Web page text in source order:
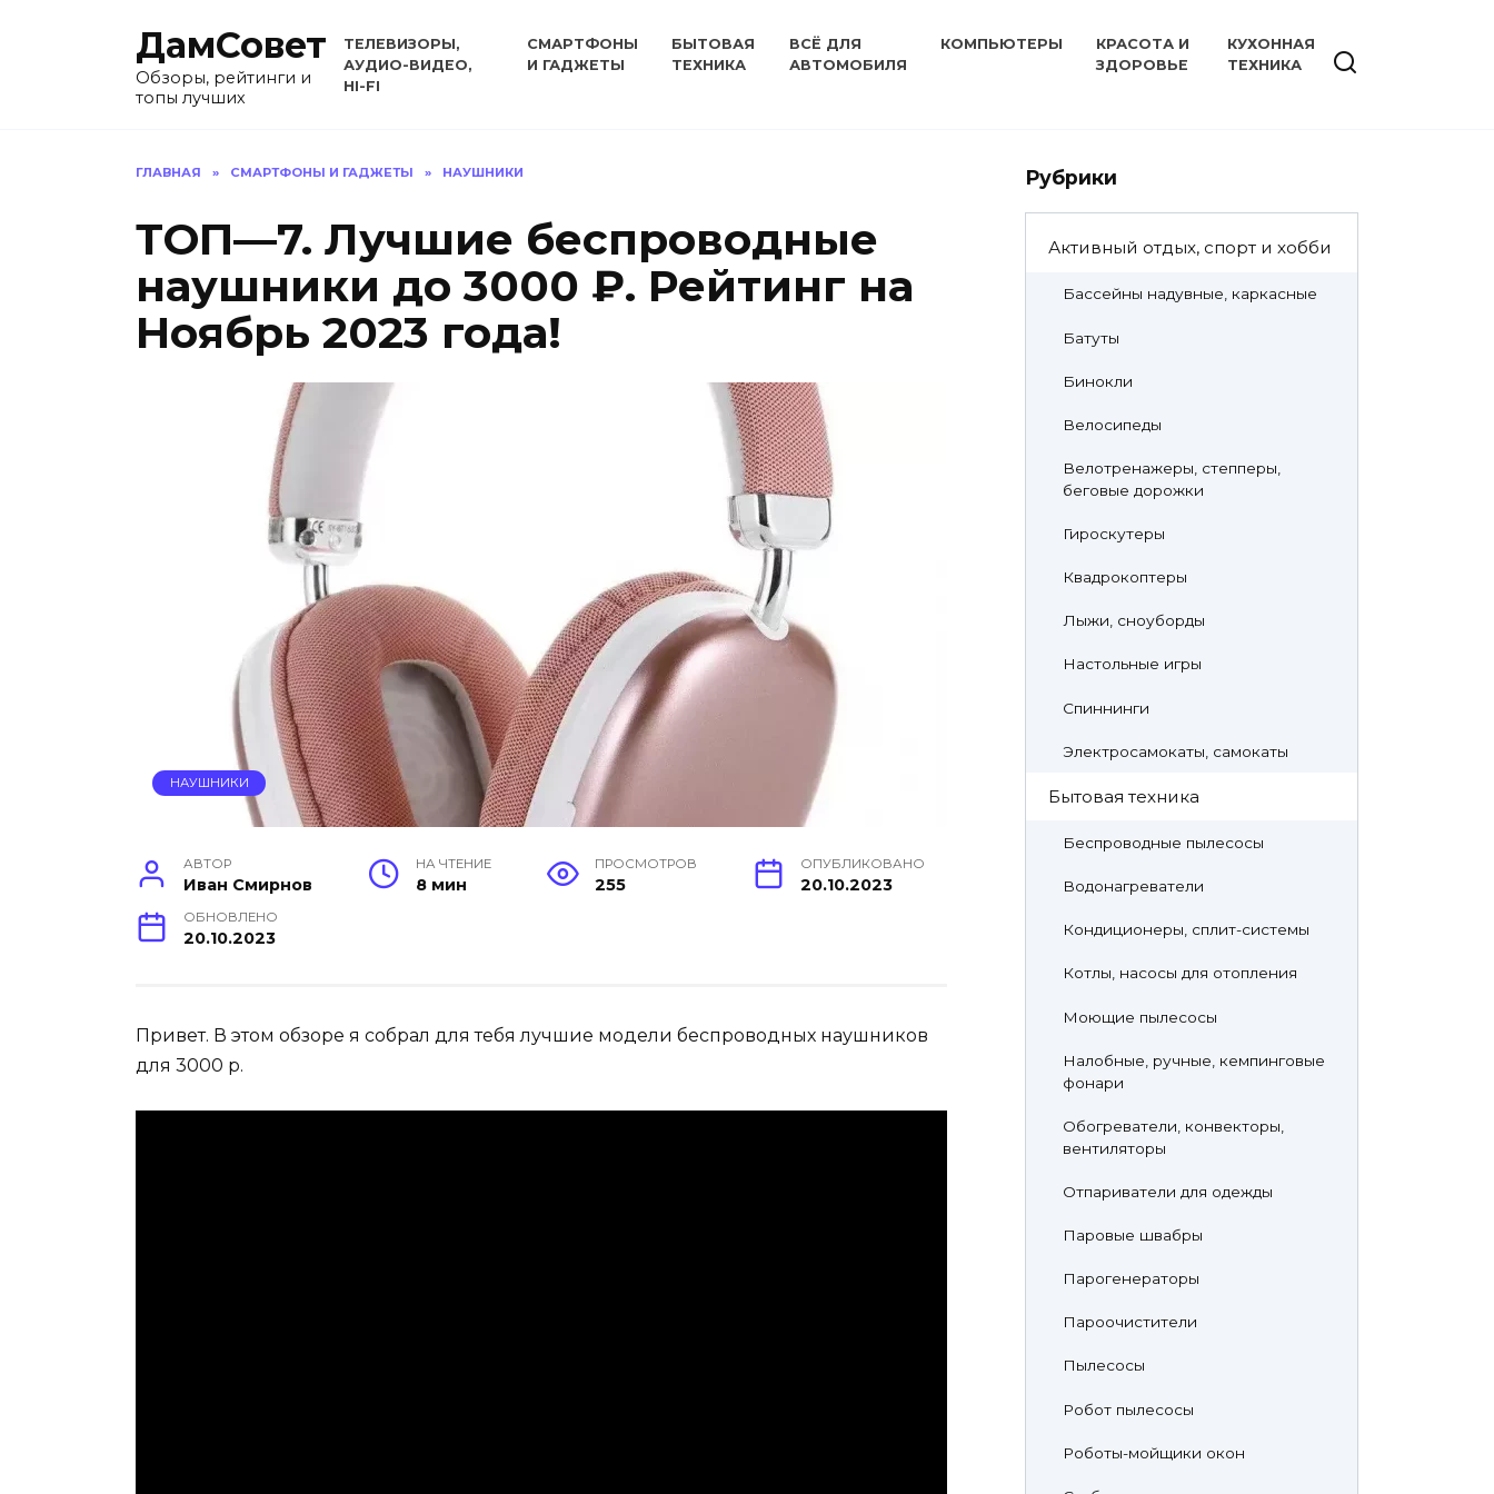
ДамСовет
Обзоры, рейтинги и
топы лучших
ТЕЛЕВИЗОРЫ,
АУДИО-ВИДЕО,
HI-FI
СМАРТФОНЫ
И ГАДЖЕТЫ
БЫТОВАЯ
ТЕХНИКА
ВСЁ ДЛЯ
АВТОМОБИЛЯ
КОМПЬЮТЕРЫ
КРАСОТА И
ЗДОРОВЬЕ
КУХОННАЯ
ТЕХНИКА
ГЛАВНАЯ » СМАРТФОНЫ И ГАДЖЕТЫ » НАУШНИКИ
ТОП—7. Лучшие беспроводные
наушники до 3000 ₽. Рейтинг на
Ноябрь 2023 года!
НАУШНИКИ
АВТОР
Иван Смирнов
НА ЧТЕНИЕ
8 мин
ПРОСМОТРОВ
255
ОПУБЛИКОВАНО
20.10.2023
ОБНОВЛЕНО
20.10.2023
Привет. В этом обзоре я собрал для тебя лучшие модели беспроводных наушников
для 3000 р.
Рубрики
Активный отдых, спорт и хобби
Бассейны надувные, каркасные
Батуты
Бинокли
Велосипеды
Велотренажеры, степперы,
беговые дорожки
Гироскутеры
Квадрокоптеры
Лыжи, сноуборды
Настольные игры
Спиннинги
Электросамокаты, самокаты
Бытовая техника
Беспроводные пылесосы
Водонагреватели
Кондиционеры, сплит-системы
Котлы, насосы для отопления
Моющие пылесосы
Налобные, ручные, кемпинговые
фонари
Обогреватели, конвекторы,
вентиляторы
Отпариватели для одежды
Паровые швабры
Парогенераторы
Пароочистители
Пылесосы
Робот пылесосы
Роботы-мойщики окон